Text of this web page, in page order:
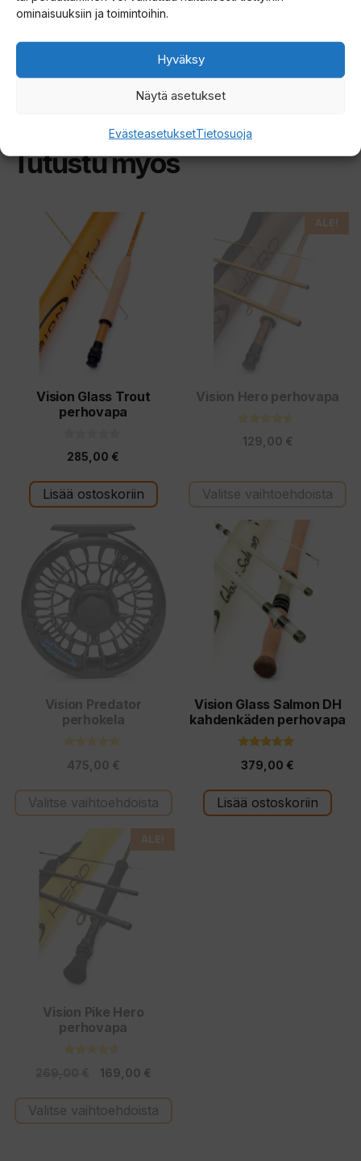
ominaisuuksiin ja toimintoihin.
Hyväksy
Näytä asetukset
EvästeasetuksetTietosuoja
Tutustu myös
Vision Glass Trout
perhovapa
5
s
t
ä
285,00 €
Lisää ostoskoriin
ALE!
Vision Hero perhovapa
5:stä
129,00 €
Valitse vaihtoehdoista
tuotteella
muunnelma.
tuotteen
Vision Predator
perhokela
5:stä
475,00 €
Valitse vaihtoehdoista
tuotteella
useampi
muunnelma.
Voit
tehdä
tuotteen
Vision Glass Salmon DH
kahdenkäden perhovapa
5:stä
379,00 €
Lisää ostoskoriin
ALE!
Vision Pike Hero
perhovapa
5:stäAlkuperäinen
oli:
169,00 €
on:
Valitse vaihtoehdoista
tuotteella
useampi
muunnelma.
tuotteen